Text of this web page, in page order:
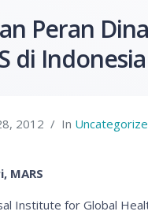
Peran
di Indonesia
2012 In
MARS
Institute for Global